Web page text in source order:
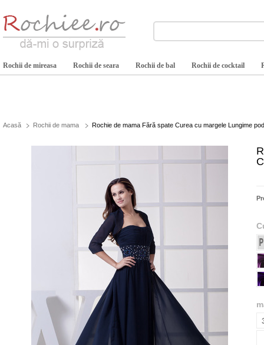
Rochii de mireasa Rochii de seara Rochii de bal Rochii de cocktail
Acasă Rochii de mama Rochie de mama Fără spate Curea cu margele Lungime